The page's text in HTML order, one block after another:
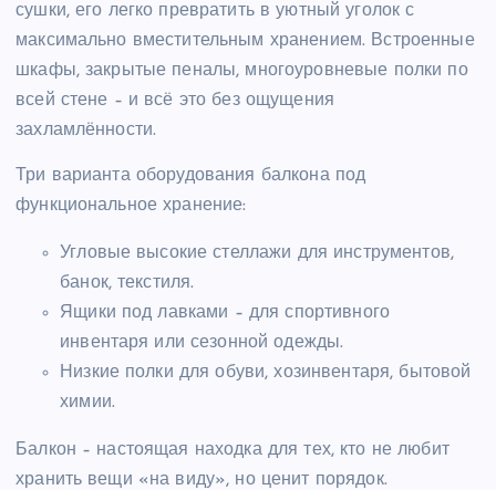
сушки, его легко превратить в уютный уголок с
максимально вместительным хранением. Встроенные
шкафы, закрытые пеналы, многоуровневые полки по
всей стене – и всё это без ощущения
захламлённости.
Три варианта оборудования балкона под
функциональное хранение:
Угловые высокие стеллажи для инструментов,
банок, текстиля.
Ящики под лавками – для спортивного
инвентаря или сезонной одежды.
Низкие полки для обуви, хозинвентаря, бытовой
химии.
Балкон – настоящая находка для тех, кто не любит
хранить вещи «на виду», но ценит порядок.